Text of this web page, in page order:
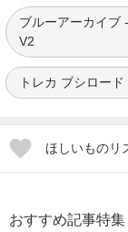
ブルーアーカイブ
V2
トレカ ブシロード
ほしいものリ
おすすめ記事特集